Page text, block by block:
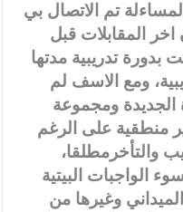
تم الاتصال بي
المقابلات قبل
بدورة تدريبية مدتها
ساعة تدريبية، ومع الاسف لم
الجديدة ومجموعة
منطقية على الرغم
والتأخرمطلقا،
الواجبات البيتية
وغيرها من